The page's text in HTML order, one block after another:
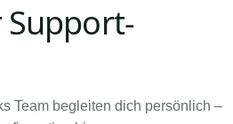
Support-
Team begleiten dich persönlich –